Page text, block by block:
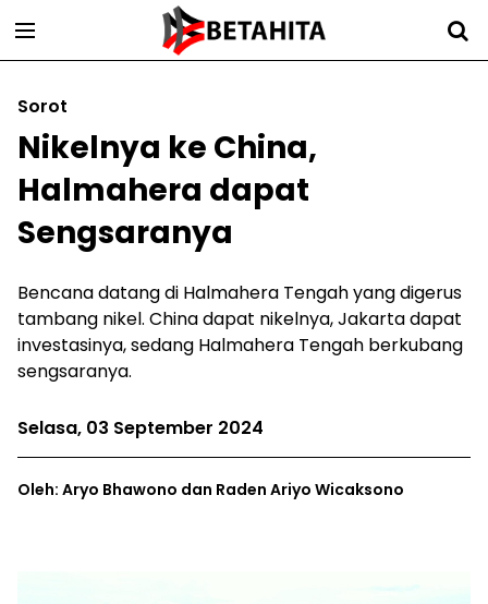
Sorot
Nikelnya ke China,
Halmahera dapat
Sengsaranya
Bencana datang di Halmahera Tengah yang digerus
tambang nikel. China dapat nikelnya, Jakarta dapat
investasinya, sedang Halmahera Tengah berkubang
sengsaranya.
Selasa, 03 September 2024
Oleh: Aryo Bhawono dan Raden Ariyo Wicaksono